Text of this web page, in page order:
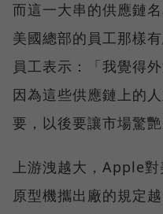
而這一大串的供應鏈
美國總部的員工那樣
員工表示：「我覺得
因為這些供應鏈上的
要，以後要讓市場驚艷
上游洩越大，Apple
原型機攜出廠的規定